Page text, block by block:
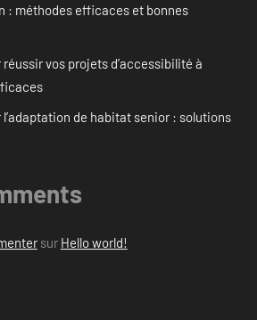
: méthodes efficaces et bonnes
vos projets d’accessibilité à
de habitat senior : solutions
sur Hello world!